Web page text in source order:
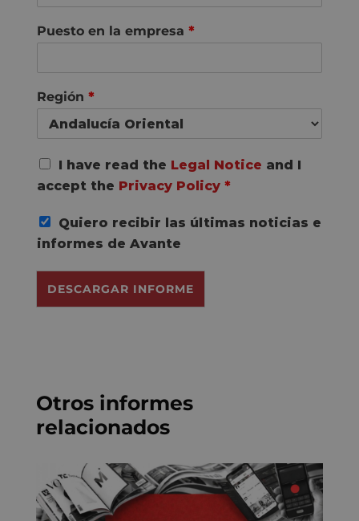
Puesto en la empresa *
Región *
R
P
C
o
s
n
I have read the Legal Notice and I
accept the Privacy Policy *
Quiero recibir las últimas noticias e
informes de Avante
DESCARGAR INFORME
Otros informes
relacionados